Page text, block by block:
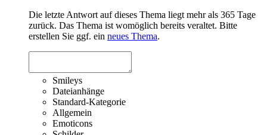
Die letzte Antwort auf dieses Thema liegt mehr als 365 Tage
zurück. Das Thema ist womöglich bereits veraltet. Bitte
erstellen Sie ggf. ein neues Thema.
Smileys
Dateianhänge
Standard-Kategorie
Allgemein
Emoticons